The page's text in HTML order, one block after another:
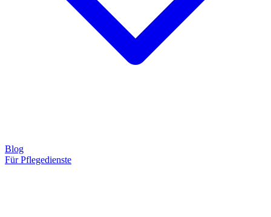
Blog
Für Pflegedienste